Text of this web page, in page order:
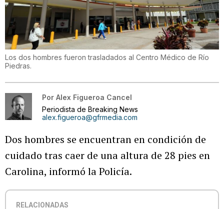
Los dos hombres fueron trasladados al Centro Médico de Río
Piedras.
Por Alex Figueroa Cancel
Periodista de Breaking News
alex.figueroa@gfrmedia.com
Dos hombres se encuentran en condición de
cuidado tras caer de una altura de 28 pies en
Carolina, informó la Policía.
RELACIONADAS